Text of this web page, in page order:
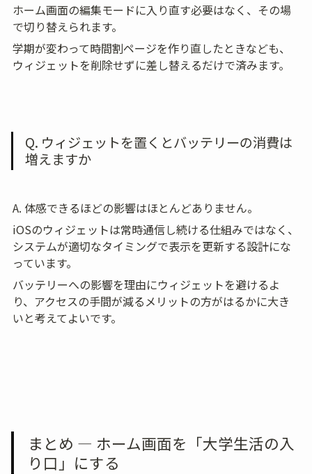
ホーム画面の編集モードに入り直す必要はなく、その場
で切り替えられます。
学期が変わって時間割ページを作り直したときなども、
ウィジェットを削除せずに差し替えるだけで済みます。
Q. ウィジェットを置くとバッテリーの消費は
増えますか
A. 体感できるほどの影響はほとんどありません。
iOSのウィジェットは常時通信し続ける仕組みではなく、
システムが適切なタイミングで表示を更新する設計にな
っています。
バッテリーへの影響を理由にウィジェットを避けるよ
り、アクセスの手間が減るメリットの方がはるかに大き
いと考えてよいです。
まとめ — ホーム画面を「大学生活の入
り口」にする